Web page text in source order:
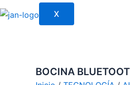
X
BOCINA